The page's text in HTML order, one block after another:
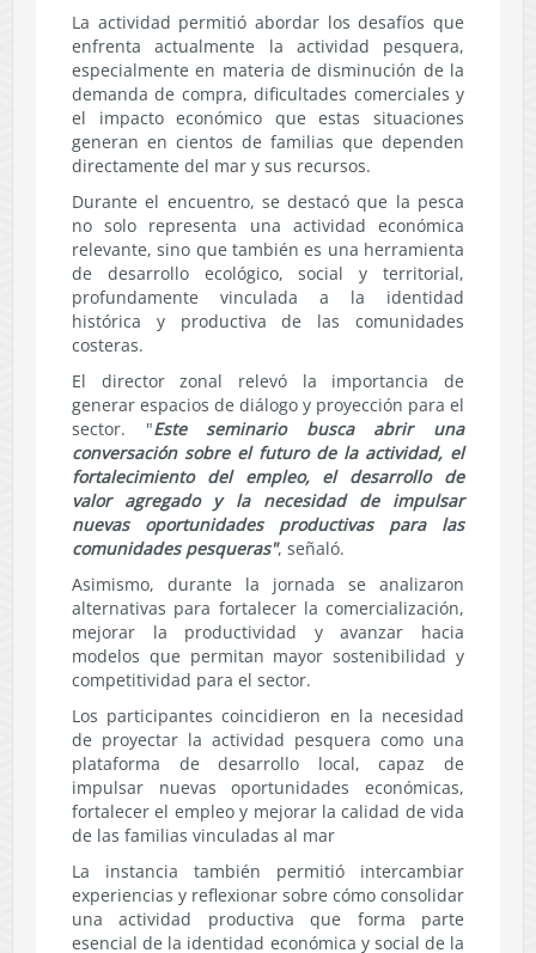
La actividad permitió abordar los desafíos que
enfrenta actualmente la actividad pesquera,
especialmente en materia de disminución de la
demanda de compra, dificultades comerciales y
el impacto económico que estas situaciones
generan en cientos de familias que dependen
directamente del mar y sus recursos.
Durante el encuentro, se destacó que la pesca
no solo representa una actividad económica
relevante, sino que también es una herramienta
de desarrollo ecológico, social y territorial,
profundamente vinculada a la identidad
histórica y productiva de las comunidades
costeras.
El director zonal relevó la importancia de
generar espacios de diálogo y proyección para el
sector. "Este seminario busca abrir una
conversación sobre el futuro de la actividad, el
fortalecimiento del empleo, el desarrollo de
valor agregado y la necesidad de impulsar
nuevas oportunidades productivas para las
comunidades pesqueras", señaló.
Asimismo, durante la jornada se analizaron
alternativas para fortalecer la comercialización,
mejorar la productividad y avanzar hacia
modelos que permitan mayor sostenibilidad y
competitividad para el sector.
Los participantes coincidieron en la necesidad
de proyectar la actividad pesquera como una
plataforma de desarrollo local, capaz de
impulsar nuevas oportunidades económicas,
fortalecer el empleo y mejorar la calidad de vida
de las familias vinculadas al mar
La instancia también permitió intercambiar
experiencias y reflexionar sobre cómo consolidar
una actividad productiva que forma parte
esencial de la identidad económica y social de la